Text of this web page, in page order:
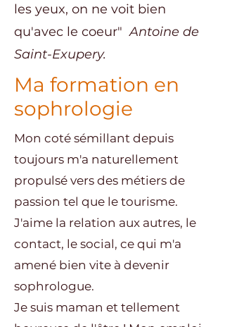
les yeux, on ne voit bien
qu'avec le coeur"Antoine de
Saint-Exupery.
Ma formation en
sophrologie
Mon coté sémillant depuis
toujours m'a naturellement
propulsé vers des métiers de
passion tel que le tourisme.
J'aime la relation aux autres, le
contact, le social, ce qui m'a
amené bien vite à devenir
sophrologue.
Je suis maman et tellement